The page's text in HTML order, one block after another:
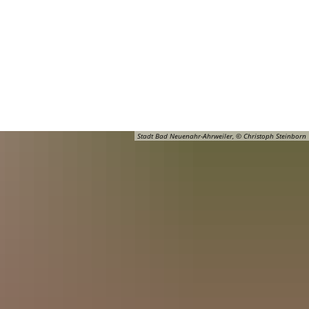
Stadt Bad Neuenahr-Ahrweiler, © Christoph Steinborn